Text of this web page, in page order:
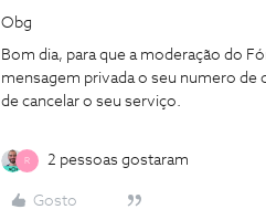
Obg
Bom dia, para que a moderação do
mensagem privada o seu numero de
de cancelar o seu serviço.
R 2 pessoas gostaram
Gosto